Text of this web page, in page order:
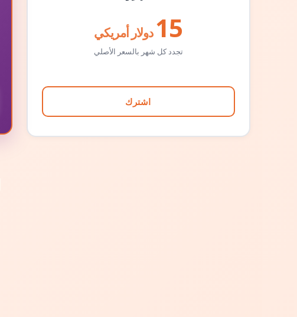
15 دولار أمريكي
تجدد كل شهر بالسعر الأصلي
اشترك